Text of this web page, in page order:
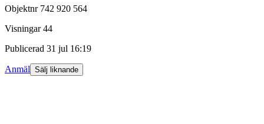
Objektnr 742 920 564
Visningar 44
Publicerad 31 jul 16:19
Anmäl Sälj liknande